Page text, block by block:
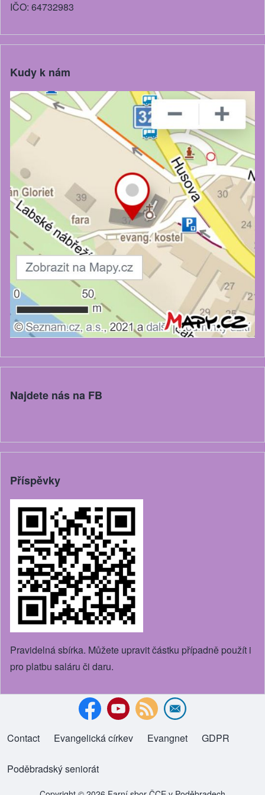
IČO: 64732983
Kudy k nám
Najdete nás na FB
Příspěvky
Pravidelná sbírka. Můžete upravit částku případně použít i
pro platbu saláru či daru.
Footer menu
Contact Evangelická církev
(opens in new tab) Evangnet
(opens in new tab)
GDPR
Poděbradský seniorát
(opens in new tab)